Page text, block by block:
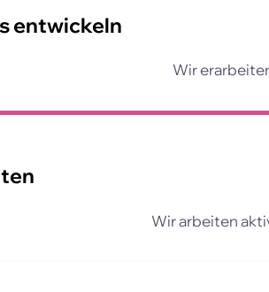
entwickeln
Wir
Wir arbeiten